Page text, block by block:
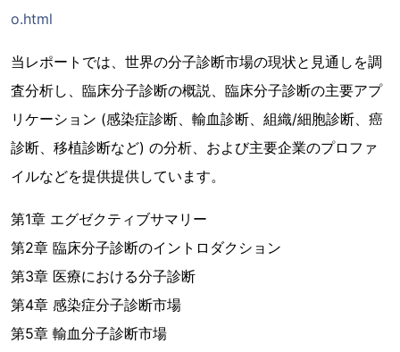
o.html
当レポートでは、世界の分子診断市場の現状と見通しを調
査分析し、臨床分子診断の概説、臨床分子診断の主要アプ
リケーション (感染症診断、輸血診断、組織/細胞診断、癌
診断、移植診断など) の分析、および主要企業のプロファ
イルなどを提供提供しています。
第1章 エグゼクティブサマリー
第2章 臨床分子診断のイントロダクション
第3章 医療における分子診断
第4章 感染症分子診断市場
第5章 輸血分子診断市場